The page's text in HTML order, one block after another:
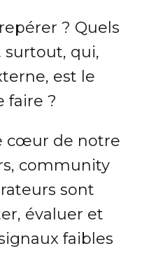
? Quels
surtout, qui,
est le
faire ?
cœur de notre
community
sont
évaluer et
faibles